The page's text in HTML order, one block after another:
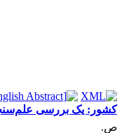
یک بررسی